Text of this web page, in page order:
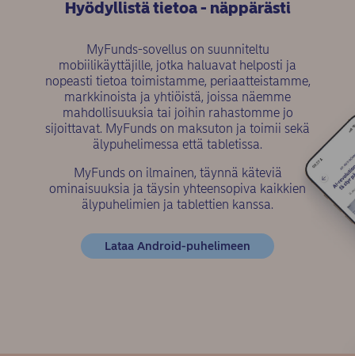
Hyödyllistä tietoa - näppärästi
MyFunds-sovellus on suunniteltu
mobiilikäyttäjille, jotka haluavat helposti ja
nopeasti tietoa toimistamme, periaatteistamme,
markkinoista ja yhtiöistä, joissa näemme
mahdollisuuksia tai joihin rahastomme jo
sijoittavat. MyFunds on maksuton ja toimii sekä
älypuhelimessa että tabletissa.
MyFunds on ilmainen, täynnä käteviä
ominaisuuksia ja täysin yhteensopiva kaikkien
älypuhelimien ja tablettien kanssa.
Lataa Android-puhelimeen (opens in new